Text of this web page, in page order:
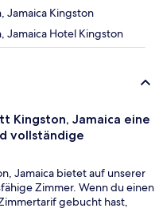
Jamaica Kingston
Jamaica Hotel Kingston
Kingston, Jamaica eine
vollständige
Jamaica bietet auf unserer
Zimmer. Wenn du einen
gebucht hast,